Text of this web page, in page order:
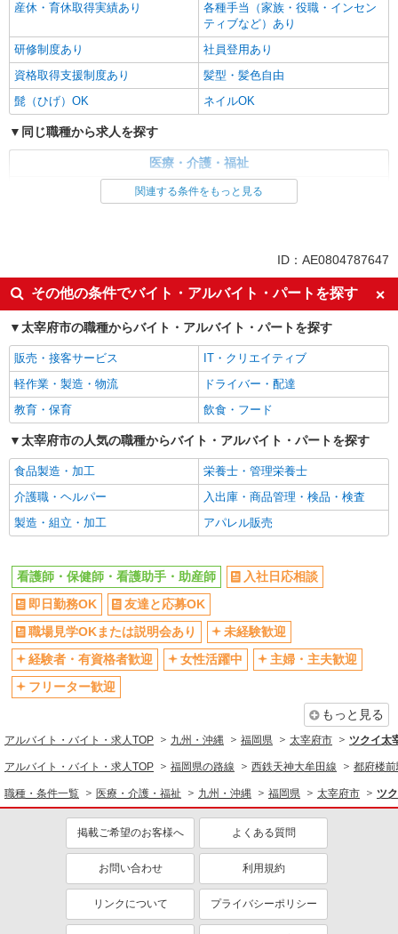
産休・育休取得実績あり
各種手当（家族・役職・インセン
ティブなど）あり
研修制度あり
社員登用あり
資格取得支援制度あり
髪型・髪色自由
髭（ひげ）OK
ネイルOK
同じ職種から求人を探す
医療・介護・福祉
看護師・保健師・看護助手・助産師
副業・WワークOK
交通費支給
社会保険あり
産休・育休取得実績あり
社員登用あり
関連する条件をもっと見る
ID：AE0804787647
その他の条件でバイト・アルバイト・パートを探す
太宰府市の職種からバイト・アルバイト・パートを探す
販売・接客サービス
IT・クリエイティブ
軽作業・製造・物流
ドライバー・配達
教育・保育
飲食・フード
太宰府市の人気の職種からバイト・アルバイト・パートを探す
食品製造・加工
栄養士・管理栄養士
介護職・ヘルパー
入出庫・商品管理・検品・検査
製造・組立・加工
アパレル販売
看護師・保健師・看護助手・助産師
入社日応相談
即日勤務OK
友達と応募OK
職場見学OKまたは説明会あり
未経験歓迎
経験者・有資格者歓迎
女性活躍中
主婦・主夫歓迎
フリーター歓迎
もっと見る
アルバイト・バイト・求人TOP 九州・沖縄 福岡県 太宰府市 ツクイ太
アルバイト・バイト・求人TOP 福岡県の路線 西鉄天神大牟田線 都府楼
職種・条件一覧 医療・介護・福祉 九州・沖縄 福岡県 太宰府市 ツ
掲載ご希望のお客様へ よくある質問
お問い合わせ 利用規約
リンクについて プライバシーポリシー